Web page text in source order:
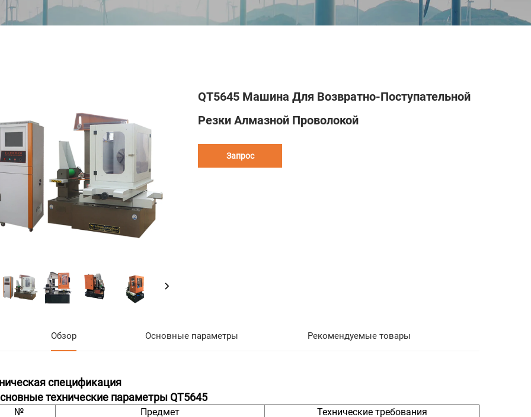
QT5645 Машина Для Возвратно-Поступательной
Резки Алмазной Проволокой
Запрос
Обзор Основные параметры Рекомендуемые товары
спецификация
технические параметры QT5645
№ Предмет
Технические требования